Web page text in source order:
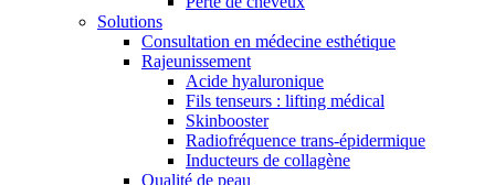
Solutions
Consultation en médecine esthétique
Rajeunissement
Acide hyaluronique
Fils tenseurs : lifting médical
Skinbooster
Radiofréquence trans-épidermique
Inducteurs de collagène
Qualité de peau